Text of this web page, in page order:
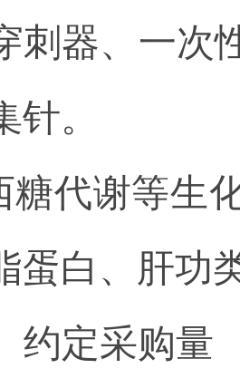
刺器、一次
针。
糖代谢等生
蛋白、肝功
约定采购量